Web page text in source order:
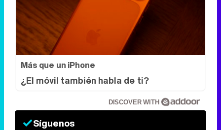
Más que un iPhone
¿El móvil también habla de ti?
DISCOVER WITH
Síguenos